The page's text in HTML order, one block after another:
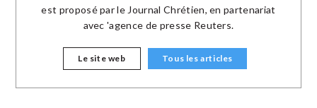
est proposé par le Journal Chrétien, en partenariat
avec 'agence de presse Reuters.
Le site web Tous les articles